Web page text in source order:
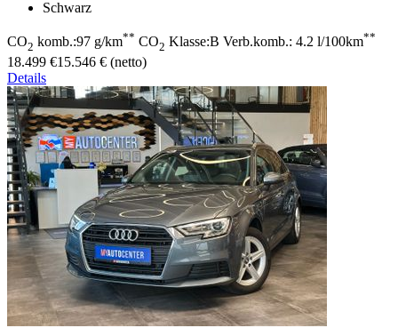
Schwarz
CO2 komb.:97 g/km** CO2 Klasse:B Verb.komb.: 4.2 l/100km**
18.499 €15.546 € (netto)
Details